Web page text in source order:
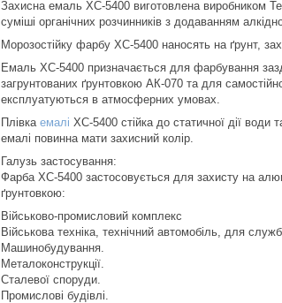
Захисна емаль ХС-5400 виготовлена ​​виробником
суміші органічних розчинників з додаванням
Морозостійку фарбу ХС-5400 наносять на ґрунт,
Емаль ХС-5400 призначається для фарбування
загрунтованих ґрунтовкою АК-070 та для
експлуатуються в атмосферних умовах.
Плівка емалі ХС-5400 стійка до статичної дії
емалі повинна мати захисний колір.
Галузь застосування:
Фарба ХС-5400 застосовується для захисту на
ґрунтовкою:
Військово-промисловий комплекс
Військова техніка, технічний автомобіль, для
Машинобудування.
Металоконструкції.
Сталевої споруди.
Промислові будівлі.